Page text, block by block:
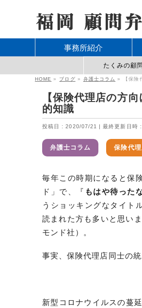
事務所紹介
たくみの顧
HOME » ブログ » 弁護士コラム » 【保
【保険代理店の方
的知識
投稿日 : 2020/07/21 最終更新日時
弁護士コラム 保険代
毎年この時期になると保
ド」で、『 もはや待った
うショッキングなタイト
読まれた方も多いと思い
モンド社）。
事実、保険代理店同士の
新型コロナウイルスの蔓